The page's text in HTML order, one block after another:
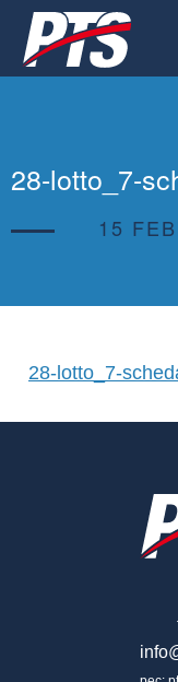
Go
to
the
28-lotto_7-
15
28-lotto_7-